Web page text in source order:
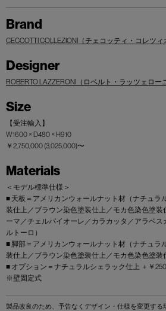
Brand
CECCOTTI COLLEZIONI（チェコッティ・コレツィ
Designer
ROBERTO LAZZERONI（ロベルト・ラッツェロー
Size
【受注輸入】
W1600 × D480 × H910
￥2,750,000 (3,025,000)〜
Materials
＜モデル標準仕様＞
■ 天板＝アメリカンウォールナット材（ナチュラ
装仕上／ブラウン染色塗装仕上／モカ色染色塗装
ーマ／チェルバイオーレ／カラカッタ／アラベ
ルトーロ）
■ 脚部＝アメリカンウォールナット材（ナチュラ
装仕上／ブラウン染色塗装仕上／モカ色染色塗装
■ オプション＝ナチュラルシェラック仕上 ＋￥
※壁固定式
製品改良のため、予告なくデザイン・仕様を変更する